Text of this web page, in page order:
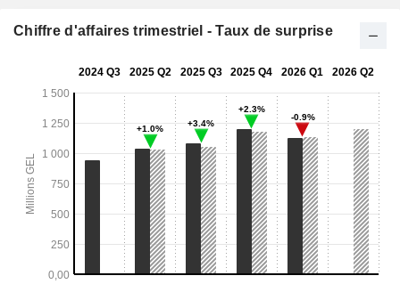
Chiffre d'affaires trimestriel - Taux de surprise